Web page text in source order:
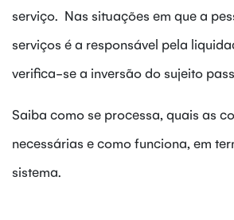
serviço. Nas situações em que a
serviços é a responsável pela
verifica-se a inversão do sujeito
Saiba como se processa, quais as
necessárias e como funciona, em
sistema.